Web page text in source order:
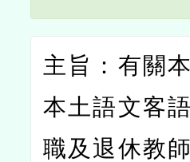
主旨：有關
本土語文客
職及退休教